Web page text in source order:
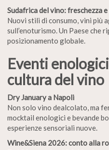
Sudafrica del vino: freschezza
Nuovi stili di consumo, vini più
sull’enoturismo. Un Paese che
posizionamento globale.
Eventi
cultura del vino
Dry January a Napoli
Non solo vino dealcolato, ma
mocktail enologici e bevande
esperienze sensoriali nuove.
Wine&Siena 2026: conto alla